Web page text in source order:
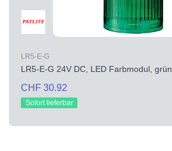
LR5-E-G
LR5-E-G 24V DC, LED Farbmodul, grün
CHF 30.92
Sofort lieferbar